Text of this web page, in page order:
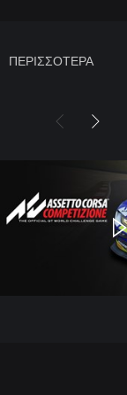
ΠΕΡΙΣΣΟΤΕΡΑ